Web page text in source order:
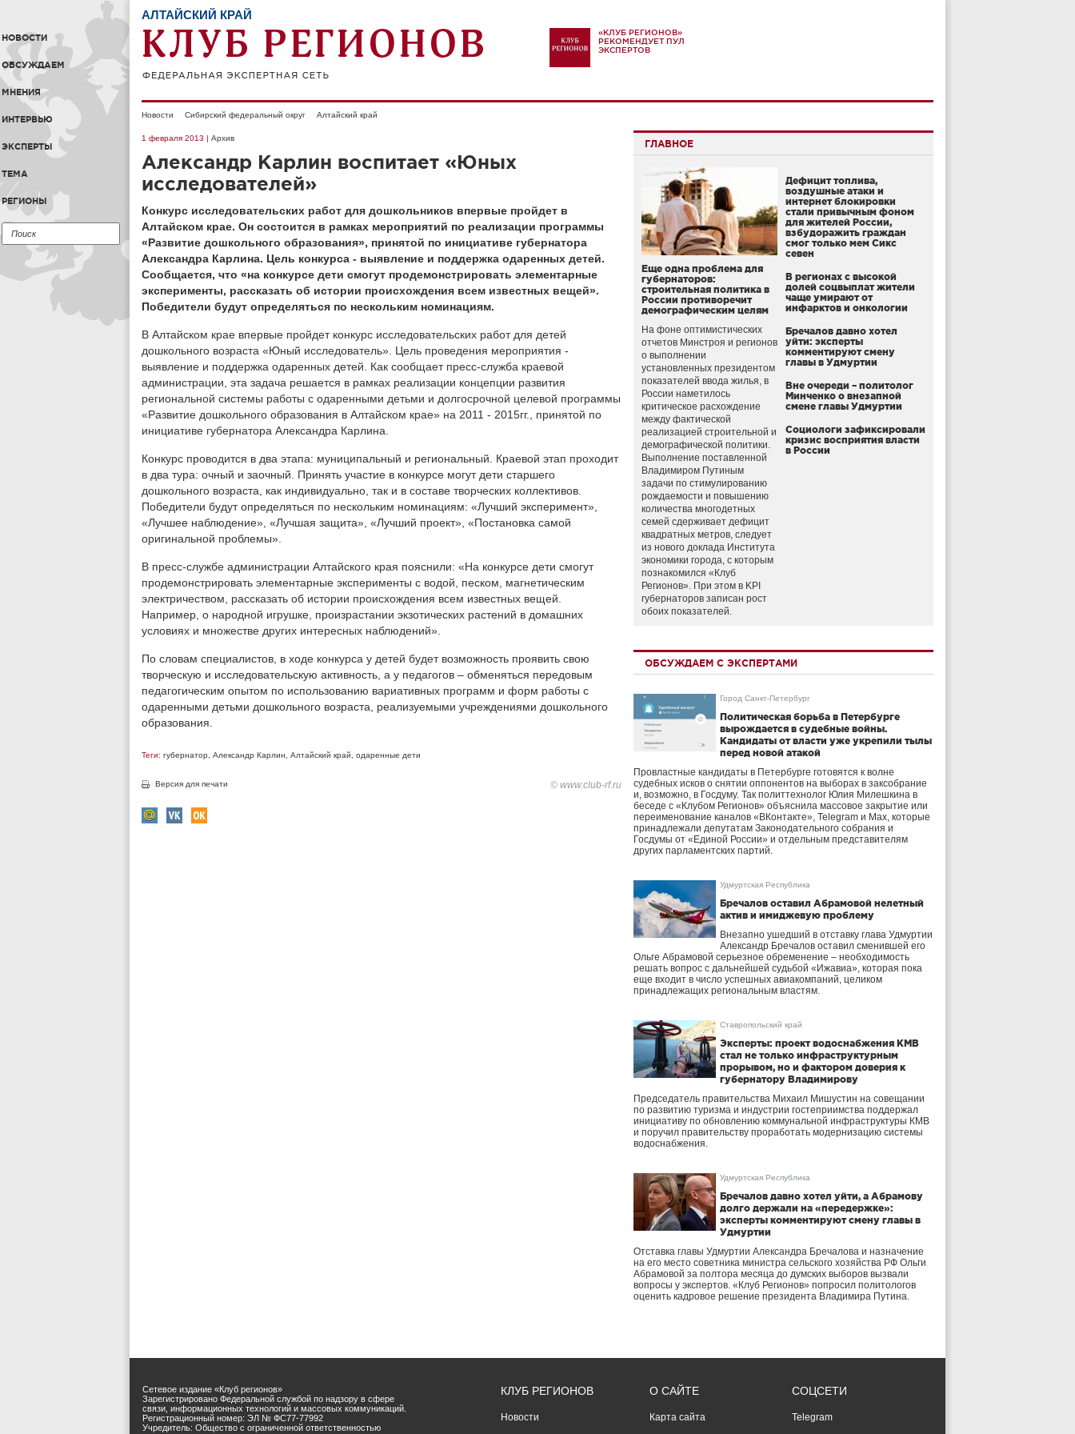
НОВОСТИ
ОБСУЖДАЕМ
МНЕНИЯ
ИНТЕРВЬЮ
ЭКСПЕРТЫ
ТЕМА
РЕГИОНЫ
АЛТАЙСКИЙ КРАЙ
«КЛУБ РЕГИОНОВ»
РЕКОМЕНДУЕТ ПУЛ
ЭКСПЕРТОВ
Новости Сибирский федеральный округ Алтайский край
1 февраля 2013 | Архив
Александр Карлин воспитает «Юных
исследователей»
Конкурс исследовательских работ для дошкольников впервые пройдет в
Алтайском крае. Он состоится в рамках мероприятий по реализации программы
«Развитие дошкольного образования», принятой по инициативе губернатора
Александра Карлина. Цель конкурса - выявление и поддержка одаренных детей.
Сообщается, что «на конкурсе дети смогут продемонстрировать элементарные
эксперименты, рассказать об истории происхождения всем известных вещей».
Победители будут определяться по нескольким номинациям.
В Алтайском крае впервые пройдет конкурс исследовательских работ для детей
дошкольного возраста «Юный исследователь». Цель проведения мероприятия -
выявление и поддержка одаренных детей. Как сообщает пресс-служба краевой
администрации, эта задача решается в рамках реализации концепции развития
региональной системы работы с одаренными детьми и долгосрочной целевой программы
«Развитие дошкольного образования в Алтайском крае» на 2011 - 2015гг., принятой по
инициативе губернатора Александра Карлина.
Конкурс проводится в два этапа: муниципальный и региональный. Краевой этап проходит
в два тура: очный и заочный. Принять участие в конкурсе могут дети старшего
дошкольного возраста, как индивидуально, так и в составе творческих коллективов.
Победители будут определяться по нескольким номинациям: «Лучший эксперимент»,
«Лучшее наблюдение», «Лучшая защита», «Лучший проект», «Постановка самой
оригинальной проблемы».
В пресс-службе администрации Алтайского края пояснили: «На конкурсе дети смогут
продемонстрировать элементарные эксперименты с водой, песком, магнетическим
электричеством, рассказать об истории происхождения всем известных вещей.
Например, о народной игрушке, произрастании экзотических растений в домашних
условиях и множестве других интересных наблюдений».
По словам специалистов, в ходе конкурса у детей будет возможность проявить свою
творческую и исследовательскую активность, а у педагогов – обменяться передовым
педагогическим опытом по использованию вариативных программ и форм работы с
одаренными детьми дошкольного возраста, реализуемыми учреждениями дошкольного
образования.
Теги: губернатор Александр Карлин Алтайский край одаренные дети
Версия для печати © www.club-rf.ru
ГЛАВНОЕ
Еще одна проблема для
губернаторов:
строительная политика в
России противоречит
демографическим целям
На фоне оптимистических
отчетов Минстроя и регионов
о выполнении
установленных президентом
показателей ввода жилья, в
России наметилось
критическое расхождение
между фактической
реализацией строительной и
демографической политики.
Выполнение поставленной
Владимиром Путиным
задачи по стимулированию
рождаемости и повышению
количества многодетных
семей сдерживает дефицит
квадратных метров, следует
из нового доклада Института
экономики города, с которым
познакомился «Клуб
Регионов». При этом в KPI
губернаторов записан рост
обоих показателей.
Дефицит топлива,
воздушные атаки и
интернет блокировки
стали привычным фоном
для жителей России,
взбудоражить граждан
смог только мем Сикс
севен
В регионах с высокой
долей соцвыплат жители
чаще умирают от
инфарктов и онкологии
Бречалов давно хотел
уйти: эксперты
комментируют смену
главы в Удмуртии
Вне очереди – политолог
Минченко о внезапной
смене главы Удмуртии
Социологи зафиксировали
кризис восприятия власти
в России
ОБСУЖДАЕМ С ЭКСПЕРТАМИ
Город Санкт-Петербург
Политическая борьба в Петербурге
вырождается в судебные войны.
Кандидаты от власти уже укрепили тылы
перед новой атакой
Провластные кандидаты в Петербурге готовятся к волне
судебных исков о снятии оппонентов на выборах в заксобрание
и, возможно, в Госдуму. Так политтехнолог Юлия Милешкина в
беседе с «Клубом Регионов» объяснила массовое закрытие или
переименование каналов «ВКонтакте», Telegram и Max, которые
принадлежали депутатам Законодательного собрания и
Госдумы от «Единой России» и отдельным представителям
других парламентских партий.
Удмуртская Республика
Бречалов оставил Абрамовой нелетный
актив и имиджевую проблему
Внезапно ушедший в отставку глава Удмуртии
Александр Бречалов оставил сменившей его
Ольге Абрамовой серьезное обременение – необходимость
решать вопрос с дальнейшей судьбой «Ижавиа», которая пока
еще входит в число успешных авиакомпаний, целиком
принадлежащих региональным властям.
Ставропольский край
Эксперты: проект водоснабжения КМВ
стал не только инфраструктурным
прорывом, но и фактором доверия к
губернатору Владимирову
Председатель правительства Михаил Мишустин на совещании
по развитию туризма и индустрии гостеприимства поддержал
инициативу по обновлению коммунальной инфраструктуры КМВ
и поручил правительству проработать модернизацию системы
водоснабжения.
Удмуртская Республика
Бречалов давно хотел уйти, а Абрамову
долго держали на «передержке»:
эксперты комментируют смену главы в
Удмуртии
Отставка главы Удмуртии Александра Бречалова и назначение
на его место советника министра сельского хозяйства РФ Ольги
Абрамовой за полтора месяца до думских выборов вызвали
вопросы у экспертов. «Клуб Регионов» попросил политологов
оценить кадровое решение президента Владимира Путина.
Сетевое издание «Клуб регионов»
Зарегистрировано Федеральной службой по надзору в сфере
связи, информационных технологий и массовых коммуникаций.
Регистрационный номер: ЭЛ № ФС77-77992
Учредитель: Общество с ограниченной ответственностью
КЛУБ РЕГИОНОВ
Новости
О САЙТЕ
Карта сайта
СОЦСЕТИ
Telegram